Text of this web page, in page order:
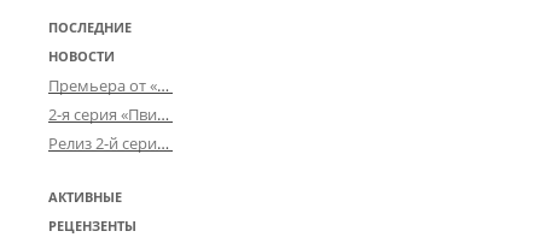
ПОСЛЕДНИЕ
НОВОСТИ
Премьера от «Усталого королевства»: «Игорь начал»
2-я серия «Пвин Тикса» от 2-D
Релиз 2-й серии «БДСМ-людей» от «Аркада Фильм»
АКТИВНЫЕ
РЕЦЕНЗЕНТЫ